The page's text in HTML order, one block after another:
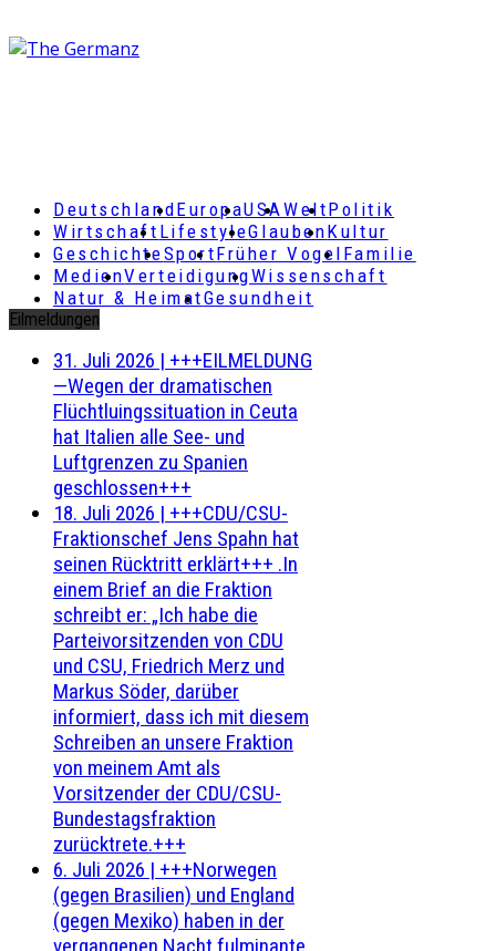
DeutschlandEuropaUSAWeltPolitik
Wirtschaft LifestyleGlaubenKultur
GeschichteSportFrüher Vogel Familie
MedienVerteidigungWissenschaft
Natur & HeimatGesundheit
Eilmeldungen
31. Juli 2026 | +++EILMELDUNG
—Wegen der dramatischen
Flüchtluingssituation in Ceuta
hat Italien alle See- und
Luftgrenzen zu Spanien
geschlossen+++
18. Juli 2026 | +++CDU/CSU-
Fraktionschef Jens Spahn hat
seinen Rücktritt erklärt+++ .In
einem Brief an die Fraktion
schreibt er: „Ich habe die
Parteivorsitzenden von CDU
und CSU, Friedrich Merz und
Markus Söder, darüber
informiert, dass ich mit diesem
Schreiben an unsere Fraktion
von meinem Amt als
Vorsitzender der CDU/CSU-
Bundestagsfraktion
zurücktrete.+++
6. Juli 2026 | +++Norwegen
(gegen Brasilien) und England
(gegen Mexiko) haben in der